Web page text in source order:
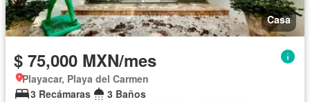
Casa
$ 75,000 MXN/mes
Playacar, Playa del Carmen
3 Recámaras
3 Baños